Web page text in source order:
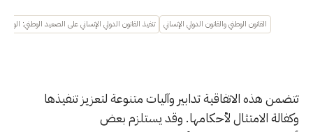
القانون الوطني والقانون الدولي الإنساني تنفيذ القانون الدولي الإنساني على الصعيد الوطني: الوثائق
تتضمن هذه الاتفاقية تدابير وآليات متنوعة لتعزيز تنفيذها
وكفالة الامتثال لأحكامها. وقد يستلزم بعض